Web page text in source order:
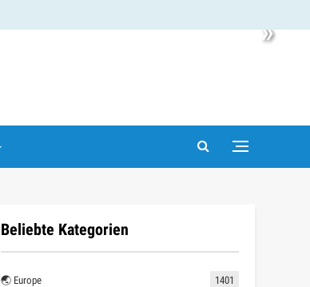
»
Beliebte Kategorien
🌏 Europe 1401